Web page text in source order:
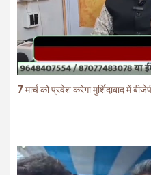
7 मार्च को प्रवेश करेगा मुर्शिदाबाद में